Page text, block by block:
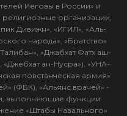
Иеговы в России» и
религиозные организации,
Дивижн», «ИГИЛ», «Аль-
народа», «Братство»
«Джабхат Фатх аш-
ан-Нусра»), «УНА-
повстанческая армия»
(ФБК), «Альянс врачей» -
выполняющие функции
«Штабы Навального»